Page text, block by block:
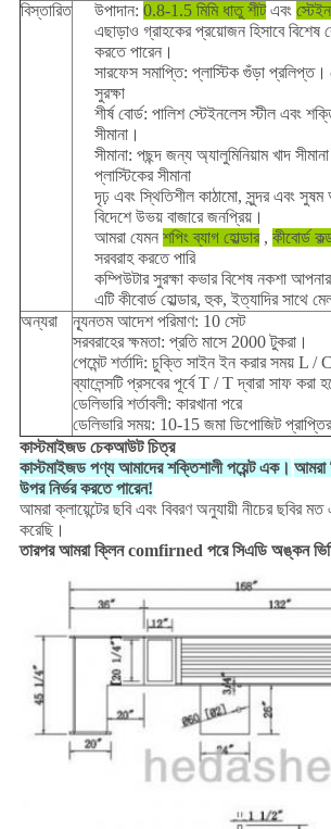
বিস্তারিত
উপাদান: 0.8-1.5 মিমি ধাতু শীটএবং
এছাড়াও গ্রাহকের প্রয়োজন হিসাবে বিশেষ
করতে পারেন।
সারফেস সমাপ্তি: প্লাস্টিক গুঁড়া প্রলিপ্ত।
সুরক্ষা
শীর্ষ বোর্ড: পালিশ স্টেইনলেস স্টীল এবং
সীমানা।
সীমানা: পছন্দ জন্য অ্যালুমিনিয়াম খাদ
প্লাস্টিকের সীমানা
দৃঢ় এবং স্থিতিশীল কাঠামো, সুন্দর এবং
বিদেশে উভয় বাজারে জনপ্রিয়।
আমরা যেমন শপিং ব্যাগ হোল্ডার, কীবোর্ড
সরবরাহ করতে পারি
কম্পিউটার সুরক্ষা কভার বিশেষ নকশা
এটি কীবোর্ড হোল্ডার, হুক, ইত্যাদির সাথে
অন্যরা
ন্যূনতম আদেশ পরিমাণ: 10 সেট
সরবরাহের ক্ষমতা: প্রতি মাসে 2000 টুকরা।
পেমেন্ট শর্তাদি: চুক্তি সাইন ইন করার সময় L
ব্যালেন্সটি প্রসবের পূর্বে T / T দ্বারা সাফ করা
ডেলিভারি শর্তাবলী: কারখানা পরে
ডেলিভারি সময়: 10-15 জমা ডিপোজিট
কাস্টমাইজড চেকআউট চিত্র
কাস্টমাইজড পণ্য আমাদের শক্তিশালী পয়েন্ট এক। আমরা
উপর নির্ভর করতে পারেন!
আমরা ক্লায়েন্টের ছবি এবং বিবরণ অনুযায়ী নীচের ছবির মত
করেছি।
তারপর আমরা ক্লিন comfirned পরে সিএডি অঙ্কন